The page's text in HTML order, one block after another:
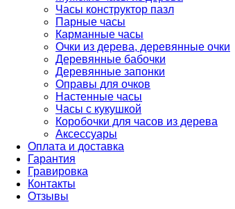
Часы конструктор пазл
Парные часы
Карманные часы
Очки из дерева, деревянные очки
Деревянные бабочки
Деревянные запонки
Оправы для очков
Настенные часы
Часы с кукушкой
Коробочки для часов из дерева
Аксессуары
Оплата и доставка
Гарантия
Гравировка
Контакты
Отзывы